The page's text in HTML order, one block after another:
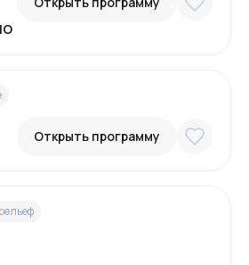
Открыть программу